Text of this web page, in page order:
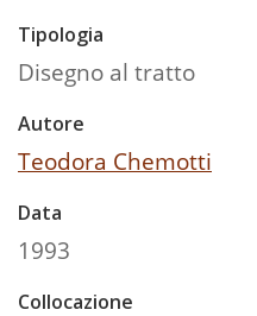
Tipologia
Disegno al tratto
Autore
Teodora Chemotti
Data
1993
Collocazione